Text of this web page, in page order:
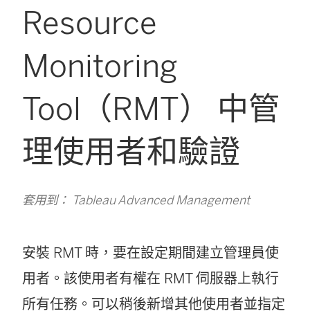
Resource
Monitoring
Tool（RMT） 中管
理使用者和驗證
套用到： Tableau Advanced Management
安裝 RMT 時，要在設定期間建立管理員使
用者。該使用者有權在 RMT 伺服器上執行
所有任務。可以稍後新增其他使用者並指定